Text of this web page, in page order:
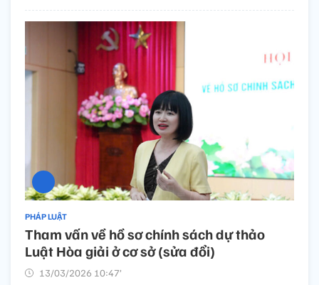
PHÁP LUẬT
Tham vấn về hồ sơ chính sách dự thảo
Luật Hòa giải ở cơ sở (sửa đổi)
13/03/2026 10:47’